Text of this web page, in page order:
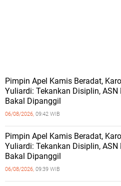
Pimpin Apel Kamis Beradat,
Yuliardi: Tekankan Disiplin, ASN
Bakal Dipanggil
06/08/2026, 09:42 WIB
Pimpin Apel Kamis Beradat,
Yuliardi: Tekankan Disiplin, ASN
Bakal Dipanggil
06/08/2026, 09:39 WIB